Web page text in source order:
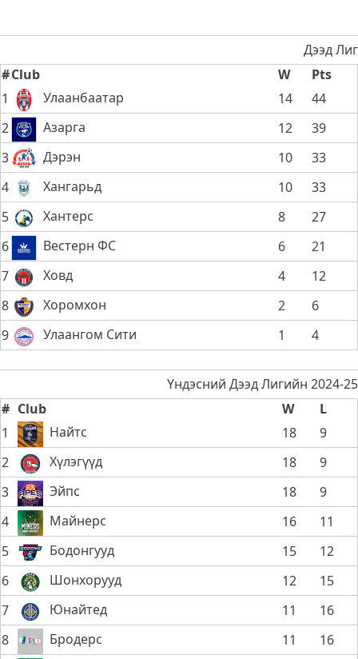
Дээд Лиг
#Club W
Pts
1
Улаанбаатар 14
44
2
Азарга 12
39
3
Дэрэн 10
33
4
Хангарьд 10
33
5
Хантерс 8
27
6
Вестерн ФС 6
21
7
Ховд 4
12
8
Хоромхон 2
6
9
Улаангом Сити 1 4
Үндэсний Дээд Лигийн 2024-25
# Club W
L
1
Найтс 18
9
2
Хүлэгүүд 18
9
3
Эйпс 18
9
4
Майнерс 16
11
5
Бодонгууд 15
12
6
Шонхорууд 12
15
7
Юнайтед 11
16
8
Бродерс 11
16